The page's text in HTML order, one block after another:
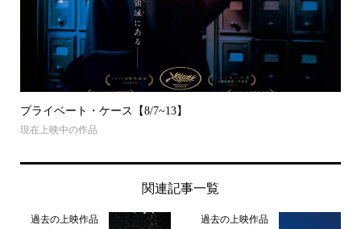
プライベート・ケース【8/7~13】
現在上映中の作品
関連記事一覧
過去の上映作品 過去の上映作品